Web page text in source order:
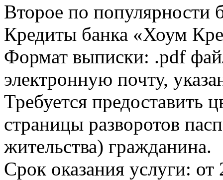
Второе по популярности
Кредиты банка «Хоум
Формат выписки: .pdf
электронную почту,
Требуется предоставить
страницы разворотов
жительства) гражданина.
Срок оказания услуги: от